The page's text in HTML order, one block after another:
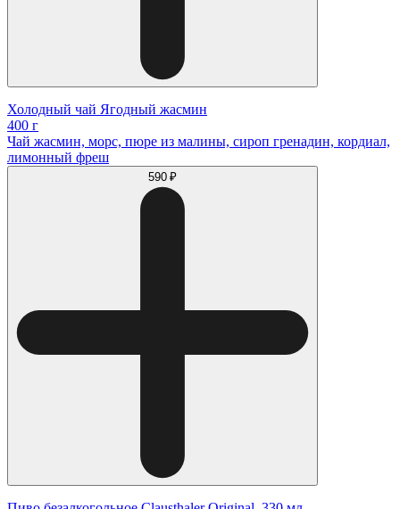
Холодный чай Ягодный жасмин
400 г
Чай жасмин, морс, пюре из малины, сироп гренадин, кордиал,
лимонный фреш
590 ₽